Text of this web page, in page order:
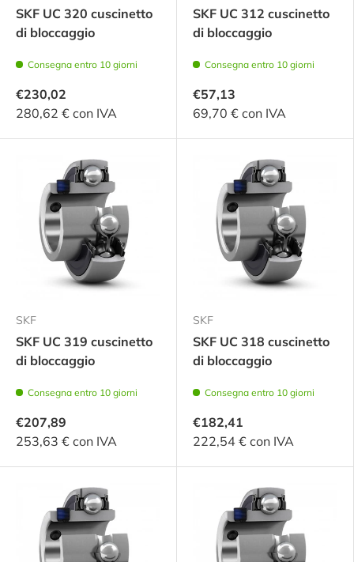
SKF UC 320 cuscinetto
di bloccaggio
Consegna entro 10 giorni
€230,02
280,62 € con IVA
SKF UC 312 cuscinetto
di bloccaggio
Consegna entro 10 giorni
€57,13
69,70 € con IVA
SKF
SKF UC 319 cuscinetto
di bloccaggio
Consegna entro 10 giorni
€207,89
253,63 € con IVA
SKF
SKF UC 318 cuscinetto
di bloccaggio
Consegna entro 10 giorni
€182,41
222,54 € con IVA